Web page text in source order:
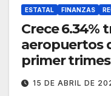
ESTATAL FINANZAS
Crece 6.34%
aeropuertos
primer
15 DE ABRIL DE